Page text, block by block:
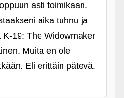
asti toimikaan.
aika tuhnu ja
K-19: The Widowmaker
Muita en ole
Eli erittäin pätevä.